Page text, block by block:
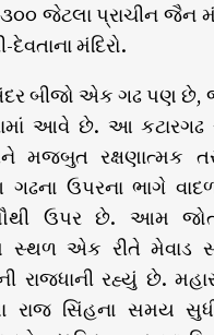
૩૦૦ જેટલા પ્રાચીન જૈન
દેવતાના મંદિરો.
બીજો એક ગઢ પણ છે,
આવે છે. આ કટારગઢ
રક્ષણાત્મક
ગઢના ઉપરના ભાગે
ઉપર છે. આમ જોતા
સ્થળ એક રીતે મેવાડ
રાજધાની રહ્યું છે.
રાજ સિંહના સમય